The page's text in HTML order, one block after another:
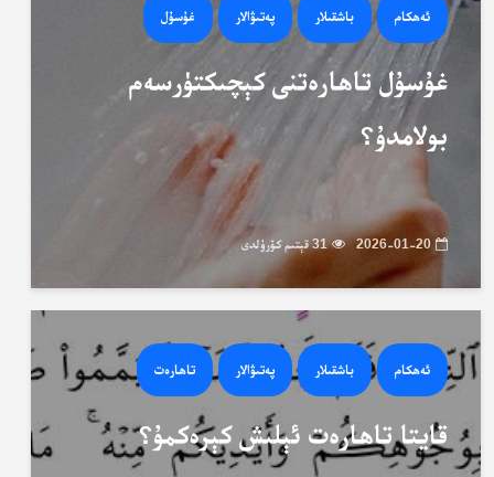
ئەھكام باشقىلار پەتىۋالار غۇسۇل
غۇسۇل تاھارەتنى كېچىكتۈرسەم
بولامدۇ؟
2026-01-20 31 قېتىم كۆرۈلدى
ئەھكام باشقىلار پەتىۋالار تاھارەت
قايتا تاھارەت ئېلىش كېرەكمۇ؟